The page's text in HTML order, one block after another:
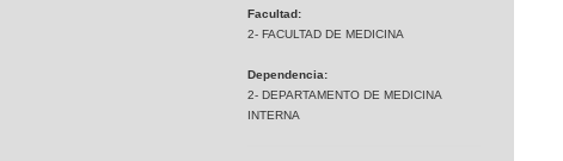
Facultad:
2- FACULTAD DE MEDICINA
Dependencia:
2- DEPARTAMENTO DE MEDICINA
INTERNA